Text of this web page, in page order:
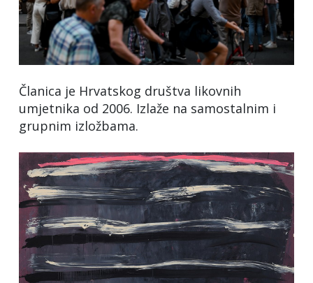
Članica je Hrvatskog društva likovnih
umjetnika od 2006. Izlaže na samostalnim i
grupnim izložbama.